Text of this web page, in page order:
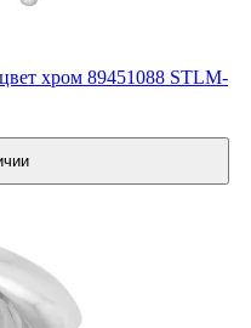
хром 89451088 STLM-